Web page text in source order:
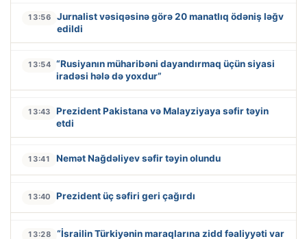
13:56
Jurnalist vəsiqəsinə görə 20 manatlıq ödəniş ləğv
edildi
13:54 “Rusiyanın müharibəni dayandırmaq üçün siyasi
iradəsi hələ də yoxdur”
13:43
Prezident Pakistana və Malayziyaya səfir təyin
etdi
13:41 Nemət Nağdəliyev səfir təyin olundu
13:40 Prezident üç səfiri geri çağırdı
13:28 “İsrailin Türkiyənin maraqlarına zidd fəaliyyəti var